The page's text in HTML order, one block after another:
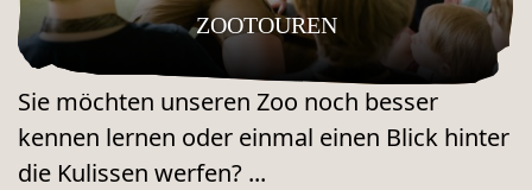
ZOOTOUREN
Sie möchten unseren Zoo noch besser
kennen lernen oder einmal einen Blick hinter
die Kulissen werfen? ...